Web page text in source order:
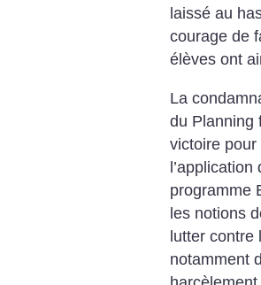
laissé au
courage de
élèves ont
La
du Planning
victoire
programme
les notions
lutter contre
notamment